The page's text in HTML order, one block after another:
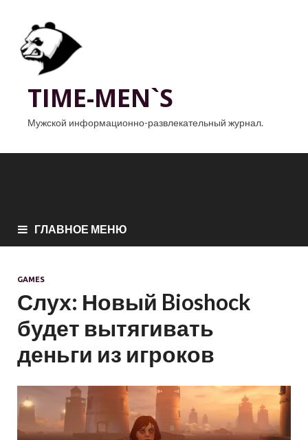
TIME-MEN`S
Мужской информационно-развлекательный журнал.
ГЛАВНОЕ МЕНЮ
GAMES
Слух: Новый Bioshock
будет вытягивать
деньги из игроков